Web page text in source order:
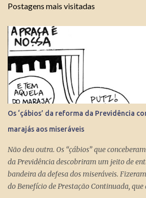
Postagens mais visitadas
Os ‘çábios’ da reforma da Previdência
marajás aos miseráveis
Não deu outra. Os “çábios” que
da Previdência descobriram um jeito de
bandeira da defesa dos miseráveis.
do Benefício de Prestação Continuada,